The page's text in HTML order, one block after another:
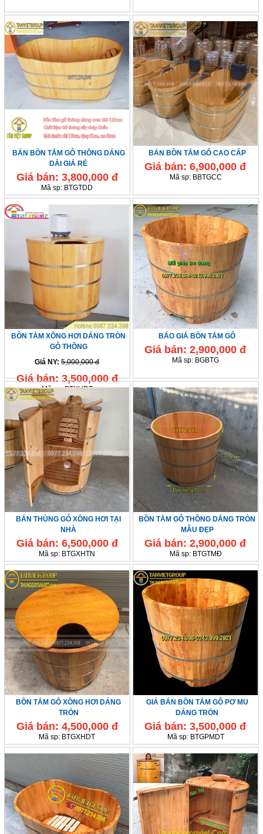
BÁN BỒN TẮM GỖ THÔNG DÁNG
DÀI GIÁ RẺ
Giá bán: 3,800,000 đ
Mã sp: BTGTDD
BÁN BỒN TẮM GỖ CAO CẤP
Giá bán: 6,900,000 đ
Mã sp: BBTGCC
BỒN TẮM XÔNG HƠI DÁNG TRÒN
GỖ THÔNG
Giá NY: 5,000,000 đ
Giá bán:3,500,000 đ
Mã sp:BTXHDT
BÁO GIÁ BỒN TẮM GỖ
Giá bán: 2,900,000 đ
Mã sp: BGBTG
BÁN THÙNG GỖ XÔNG HƠI TẠI
NHÀ
Giá bán: 6,500,000 đ
Mã sp: BTGXHTN
BỒN TẮM GỖ THÔNG DÁNG TRÒN
MẪU ĐẸP
Giá bán: 2,900,000 đ
Mã sp: BTGTMĐ
BỒN TẮM GỖ XÔNG HƠI DÁNG
TRÒN
Giá bán: 4,500,000 đ
Mã sp: BTGXHDT
GIÁ BÁN BỒN TẮM GỖ PƠ MU
DÁNG TRÒN
Giá bán: 3,500,000 đ
Mã sp: BTGPMDT